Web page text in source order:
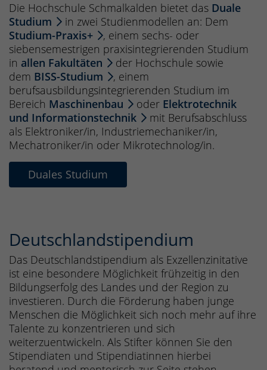
Die Hochschule Schmalkalden bietet das Duale
Studium
in zwei Studienmodellen an: Dem
Studium-Praxis+
, einem sechs- oder
siebensemestrigen praxisintegrierenden Studium
in allen Fakultäten
der Hochschule sowie
dem BISS-Studium
, einem
berufsausbildungsintegrierenden Studium im
Bereich Maschinenbau oder Elektrotechnik
und Informationstechnik
mit Berufsabschluss
als Elektroniker/in, Industriemechaniker/in,
Mechatroniker/in oder Mikrotechnolog/in.
Duales Studium
Deutschlandstipendium
Das Deutschlandstipendium als Exzellenzinitative
ist eine besondere Möglichkeit frühzeitig in den
Bildungserfolg des Landes und der Region zu
investieren. Durch die Förderung haben junge
Menschen die Möglichkeit sich noch mehr auf ihre
Talente zu konzentrieren und sich
weiterzuentwickeln. Als Stifter können Sie den
Stipendiaten und Stipendiatinnen hierbei